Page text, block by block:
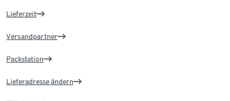
Lieferzeit
Versandpartner
Packstation
Lieferadresse ändern